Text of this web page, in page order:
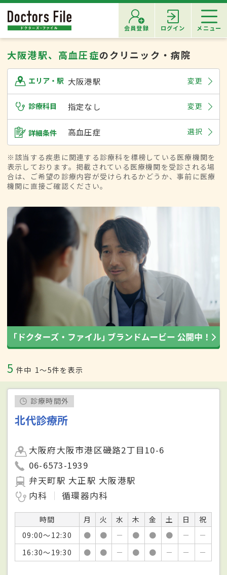
会員登録 ログイン メニュー
大阪港駅、高血圧症のクリニック・病院
エリア・駅 大阪港駅 変更
診療科目 指定なし 変更
詳細条件 高血圧症 選択
※該当する疾患に関連する診療科を標榜している医療機関を
表示しております。掲載されている医療機関を受診される場
合は、ご希望の診療内容が受けられるかどうか、事前に医療
機関に直接ご確認ください。
5 件中 1〜5件を表示
診療時間外
北代診療所
大阪府大阪市港区磯路2丁目10-6
06-6573-1939
弁天町駅 大正駅 大阪港駅
内科
循環器内科
時間 月 火 水 木 金 土 日
祝
09:00～12:30
● ● － ● ● ● －
－
16:30～19:30
● ● － ● ● － － －